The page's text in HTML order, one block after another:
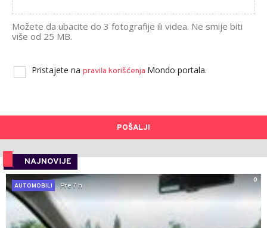
Možete da ubacite do 3 fotografije ili videa. Ne smije biti
više od 25 MB.
Pristajete na pravila korišćenja Mondo portala.
POŠALJI
NAJNOVIJE
0
AUTOMOBILI
Pre 7 h